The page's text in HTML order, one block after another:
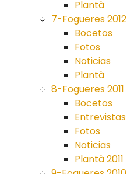
Plantà
7-Fogueres 2012
Bocetos
Fotos
Noticias
Plantà
8-Fogueres 2011
Bocetos
Entrevistas
Fotos
Noticias
Plantà 2011